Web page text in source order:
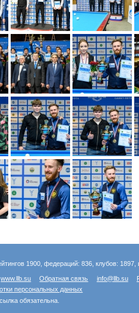
1900, федераций: 836, клубов:
www.llb.su Обратная связь info@llb.su
персональных данных
обязательна.